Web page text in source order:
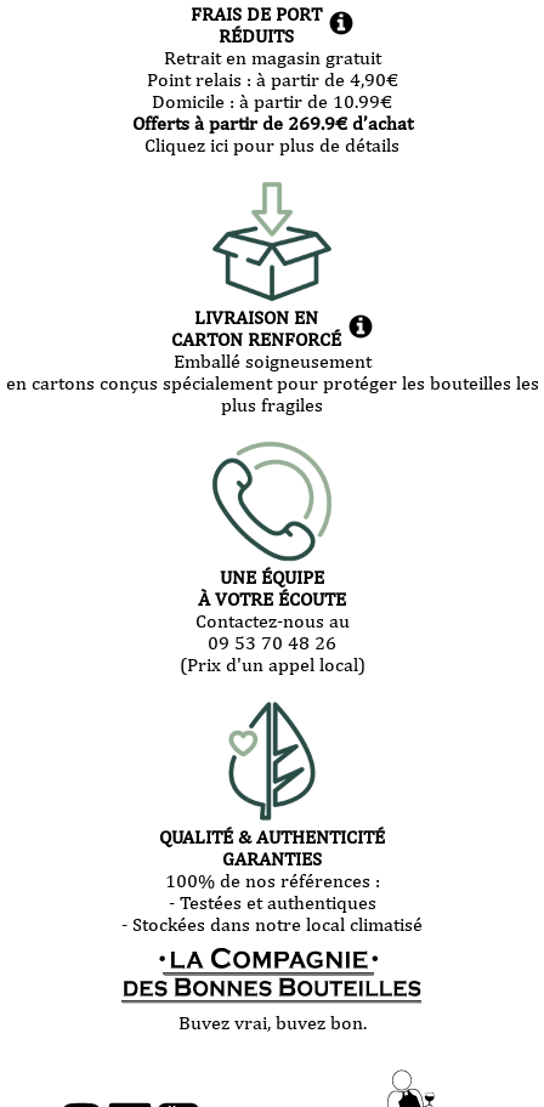
FRAIS DE PORT
RÉDUITS
Retrait en magasin gratuit
Point relais : à partir de 4,90€
Domicile : à partir de 10.99€
Offerts à partir de 269.9€ d’achat
Cliquez ici pour plus de détails
LIVRAISON EN
CARTON RENFORCÉ
Emballé soigneusement
en cartons conçus spécialement pour protéger les bouteilles les
plus fragiles
UNE ÉQUIPE
À VOTRE ÉCOUTE
Contactez-nous au
09 53 70 48 26
(Prix d'un appel local)
QUALITÉ & AUTHENTICITÉ
GARANTIES
100% de nos références :
- Testées et authentiques
- Stockées dans notre local climatisé
Buvez vrai, buvez bon.